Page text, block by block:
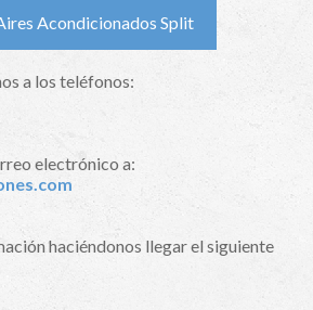
Acondicionados Split
a los teléfonos:
electrónico a:
haciéndonos llegar el siguiente